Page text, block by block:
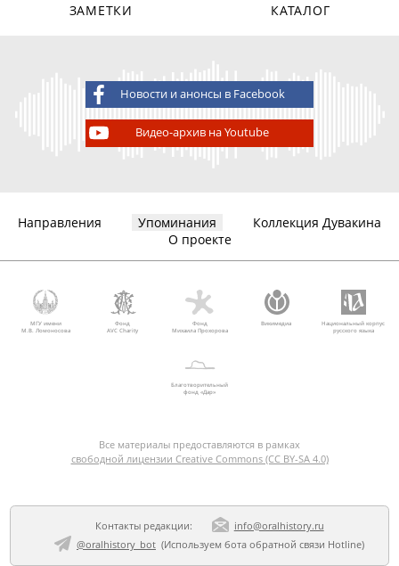
ЗАМЕТКИ
КАТАЛОГ
Новости и анонсы в Facebook
Видео-архив на Youtube
Направления Упоминания
Коллекция Дувакина
О проекте
МГУ имени
М.В. Ломоносова
Фонд
AVC Charity
Фонд
Михаила Прохорова
Викимедиа
Национальный корпус
русского языка
Благотворительный
фонд «Дар»
Все материалы предоставляются в рамках
свободной лицензии Creative Commons (CC BY-SA 4.0)
Контакты редакции:
info@oralhistory.ru
@oralhistory_bot(Используем бота обратной связи Hotline)